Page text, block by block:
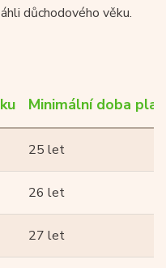
důchodového věku.
Minimální doba
25 let
26 let
27 let